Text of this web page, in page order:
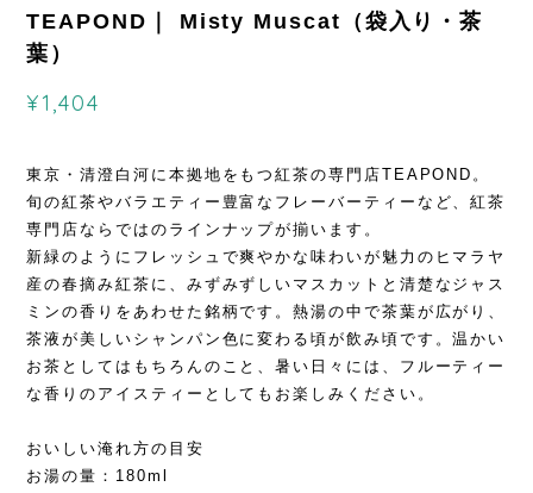
TEAPOND｜ Misty Muscat（袋入り・茶
葉）
¥1,404
東京・清澄白河に本拠地をもつ紅茶の専門店TEAPOND。
旬の紅茶やバラエティー豊富なフレーバーティーなど、紅茶
専門店ならではのラインナップが揃います。
新緑のようにフレッシュで爽やかな味わいが魅力のヒマラヤ
産の春摘み紅茶に、みずみずしいマスカットと清楚なジャス
ミンの香りをあわせた銘柄です。熱湯の中で茶葉が広がり、
茶液が美しいシャンパン色に変わる頃が飲み頃です。温かい
お茶としてはもちろんのこと、暑い日々には、フルーティー
な香りのアイスティーとしてもお楽しみください。
おいしい淹れ方の目安
お湯の量：180ml